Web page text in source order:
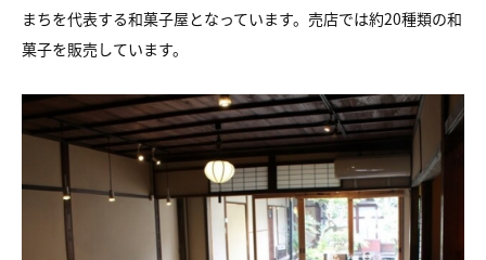
まちを代表する和菓子屋となっています。売店では約20種類の和
菓子を販売しています。